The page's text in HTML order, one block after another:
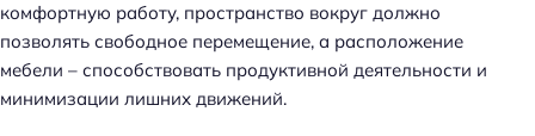
комфортную работу, пространство вокруг должно
позволять свободное перемещение, а расположение
мебели – способствовать продуктивной деятельности и
минимизации лишних движений.